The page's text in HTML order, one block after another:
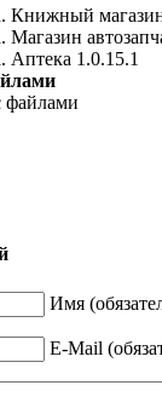
Книжный
Магазин
Аптека 1.0.15.1
файлами
Имя
E-Mail